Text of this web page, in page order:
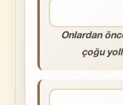
Onlardan
çoğu